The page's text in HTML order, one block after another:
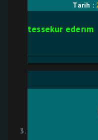
Tarih :
tessekur ederım